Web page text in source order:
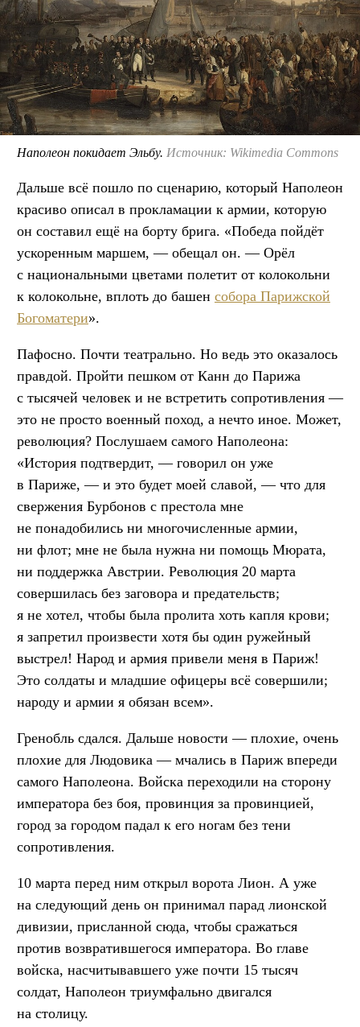
Наполеон покидает Эльбу. Источник: Wikimedia Commons
Дальше всё пошло по сценарию, который Наполеон
красиво описал в прокламации к армии, которую
он составил ещё на борту брига. «Победа пойдёт
ускоренным маршем, — обещал он. — Орёл
с национальными цветами полетит от колокольни
к колокольне, вплоть до башен собора Парижской
Богоматери».
Пафосно. Почти театрально. Но ведь это оказалось
правдой. Пройти пешком от Канн до Парижа
с тысячей человек и не встретить сопротивления —
это не просто военный поход, а нечто иное. Может,
революция? Послушаем самого Наполеона:
«История подтвердит, — говорил он уже
в Париже, — и это будет моей славой, — что для
свержения Бурбонов с престола мне
не понадобились ни многочисленные армии,
ни флот; мне не была нужна ни помощь Мюрата,
ни поддержка Австрии. Революция 20 марта
совершилась без заговора и предательств;
я не хотел, чтобы была пролита хоть капля крови;
я запретил произвести хотя бы один ружейный
выстрел! Народ и армия привели меня в Париж!
Это солдаты и младшие офицеры всё совершили;
народу и армии я обязан всем».
Гренобль сдался. Дальше новости — плохие, очень
плохие для Людовика — мчались в Париж впереди
самого Наполеона. Войска переходили на сторону
императора без боя, провинция за провинцией,
город за городом падал к его ногам без тени
сопротивления.
10 марта перед ним открыл ворота Лион. А уже
на следующий день он принимал парад лионской
дивизии, присланной сюда, чтобы сражаться
против возвратившегося императора. Во главе
войска, насчитывавшего уже почти 15 тысяч
солдат, Наполеон триумфально двигался
на столицу.